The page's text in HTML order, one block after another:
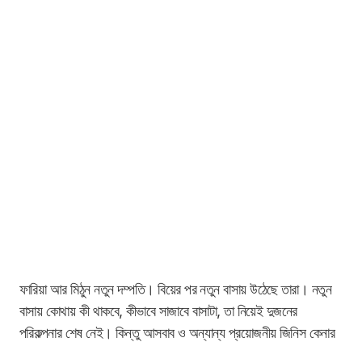
ফারিয়া আর মিঠুন নতুন দম্পতি। বিয়ের পর নতুন বাসায় উঠেছে তারা। নতুন
বাসায় কোথায় কী থাকবে, কীভাবে সাজাবে বাসাটা, তা নিয়েই দুজনের
পরিকল্পনার শেষ নেই। কিন্তু আসবাব ও অন্যান্য প্রয়োজনীয় জিনিস কেনার